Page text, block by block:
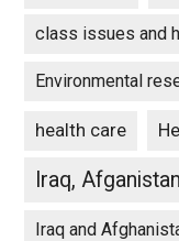
class issues and
Environmental
health care
Iraq,
Iraq and